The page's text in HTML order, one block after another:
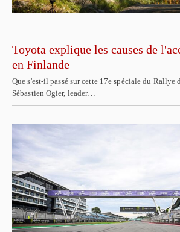
Toyota explique les causes de
en Finlande
Que s'est-il passé sur cette 17e spéciale du Rallye
Sébastien Ogier, leader…